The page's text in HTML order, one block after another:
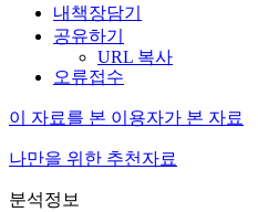
내책장담기
공유하기
URL 복사
오류접수
이 자료를 본 이용자가 본 자료
나만을 위한 추천자료
분석정보